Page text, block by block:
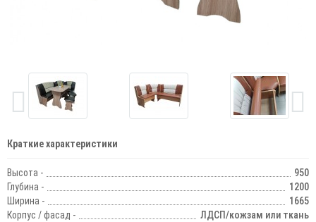
Краткие характеристики
Высота -
950
Глубина -
1200
Ширина -
1665
Корпус / фасад -
ЛДСП/кожзам или ткань